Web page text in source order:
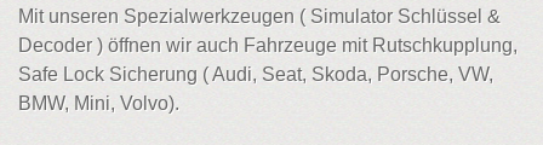
Mit unseren Spezialwerkzeugen ( Simulator Schlüssel &
Decoder ) öffnen wir auch Fahrzeuge mit Rutschkupplung,
Safe Lock Sicherung ( Audi, Seat, Skoda, Porsche, VW,
BMW, Mini, Volvo).